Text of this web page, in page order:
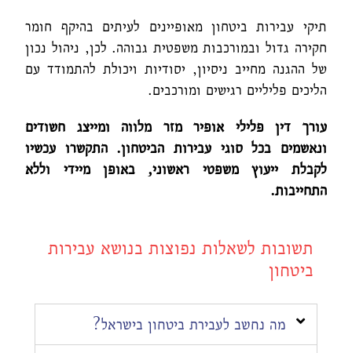
תיקי עבירות ביטחון מאופיינים לעיתים בהיקף חומר
חקירה גדול ובמורכבות משפטית גבוהה. לכן, ניהול נכון
של ההגנה מחייב ניסיון, יסודיות ויכולת להתמודד עם
הליכים פליליים רגישים ומורכבים.
עורך דין פלילי אופיר מזר מלווה ומייצג חשודים
ונאשמים בכל סוגי עבירות הביטחון. התקשרו עכשיו
לקבלת ייעוץ משפטי ראשוני, באופן מיידי וללא
התחייבות.
תשובות לשאלות נפוצות בנושא עבירות
ביטחון
מה נחשב לעבירת ביטחון בישראל?